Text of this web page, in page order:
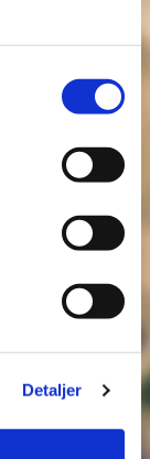
Detaljer